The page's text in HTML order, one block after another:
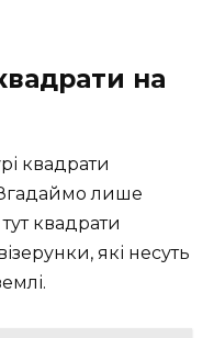
на
квадрати
лише
квадрати
які несуть